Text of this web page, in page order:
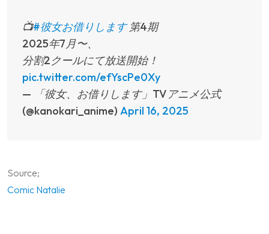
📺#彼女お借りします第4期
2025年7月〜、
分割2クールにて放送開始！
pic.twitter.com/efYscPe0Xy
— 「彼女、お借りします」TVアニメ公式
(@kanokari_anime) April 16, 2025
Source;
Comic Natalie